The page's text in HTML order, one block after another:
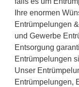
Ihre enormen
Entrümpelungen
und Gewerbe
Entsorgung
Entrümpelungen
Unser
Entrümpelungen,